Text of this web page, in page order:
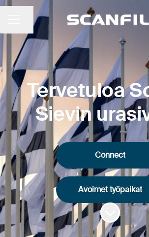
URAVALIKKO
Jaa sivu
Tervetuloa
Sievin
Connect
Avoimet työpaikat
Siirry sisältöön